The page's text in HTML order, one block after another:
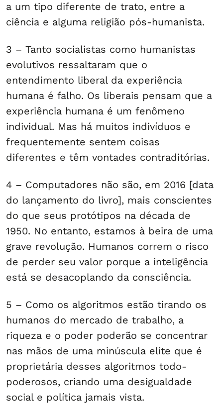
a um tipo diferente de trato, entre a
ciência e alguma religião pós-humanista.
3 – Tanto socialistas como humanistas
evolutivos ressaltaram que o
entendimento liberal da experiência
humana é falho. Os liberais pensam que a
experiência humana é um fenômeno
individual. Mas há muitos indivíduos e
frequentemente sentem coisas
diferentes e têm vontades contraditórias.
4 – Computadores não são, em 2016 [data
do lançamento do livro], mais conscientes
do que seus protótipos na década de
1950. No entanto, estamos à beira de uma
grave revolução. Humanos correm o risco
de perder seu valor porque a inteligência
está se desacoplando da consciência.
5 – Como os algoritmos estão tirando os
humanos do mercado de trabalho, a
riqueza e o poder poderão se concentrar
nas mãos de uma minúscula elite que é
proprietária desses algoritmos todo-
poderosos, criando uma desigualdade
social e política jamais vista.